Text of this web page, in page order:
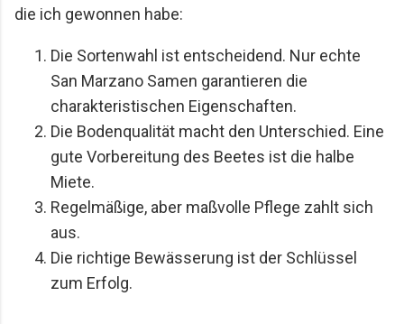
die ich gewonnen habe:
Die Sortenwahl ist entscheidend. Nur echte
San Marzano Samen garantieren die
charakteristischen Eigenschaften.
Die Bodenqualität macht den Unterschied. Eine
gute Vorbereitung des Beetes ist die halbe
Miete.
Regelmäßige, aber maßvolle Pflege zahlt sich
aus.
Die richtige Bewässerung ist der Schlüssel
zum Erfolg.